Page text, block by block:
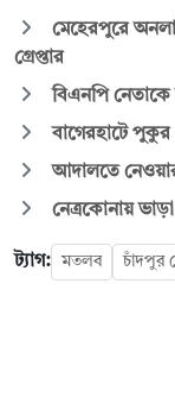
মেহেরপুরে
গ্রেপ্তার
বিএনপি নেতাকে
বাগেরহাটে পুকুর
আদালতে
নেত্রকোনায়
ট্যাগ: মতলব চাঁদপুর